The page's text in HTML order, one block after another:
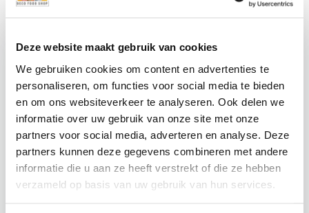
Deze website maakt gebruik van cookies
We gebruiken cookies om content en advertenties te
personaliseren, om functies voor social media te bieden
en om ons websiteverkeer te analyseren. Ook delen we
informatie over uw gebruik van onze site met onze
partners voor social media, adverteren en analyse. Deze
partners kunnen deze gegevens combineren met andere
informatie die u aan ze heeft verstrekt of die ze hebben
verzameld op basis van uw gebruik van hun services.
Imitatie Tomaten Set Namaak Komkommer